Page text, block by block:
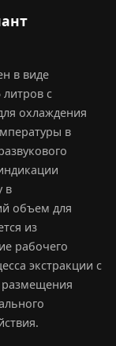
в виде
с
охлаждения
в
в
объем для
из
рабочего
экстракции с
размещения